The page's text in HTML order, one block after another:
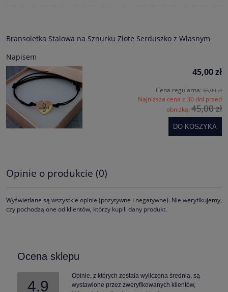
Bransoletka Stalowa na Sznurku Złote Serduszko z Własnym
Napisem
45,00 zł
Cena regularna: 55,00 zł
Najniższa cena z 30 dni przed
obniżką: 45,00 zł
DO KOSZYKA
Opinie o produkcie (0)
Wyświetlane są wszystkie opinie (pozytywne i negatywne). Nie weryfikujemy,
czy pochodzą one od klientów, którzy kupili dany produkt.
Ocena sklepu
4.9
Opinie, z których została wyliczona średnia, są
wystawione przez zweryfikowanych klientów,